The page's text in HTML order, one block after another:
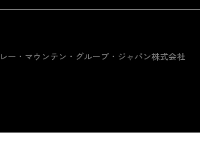
ー・マウンテン・グループ・ジャパン株式会社